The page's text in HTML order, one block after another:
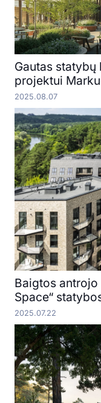
Gautas statybų
projektui
2025.08.07
Baigtos antrojo
Space“
2025.07.22